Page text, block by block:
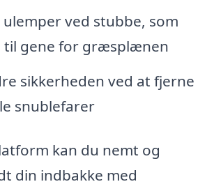
ved stubbe, som
til gene for græsplænen
sikkerheden ved at fjerne
snublefarer
kan du nemt og
din indbakke med